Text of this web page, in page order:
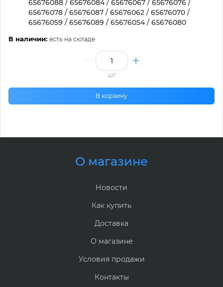
65676088 / 65676084 / 65676067 / 65676076 /
65676078 / 65676087 / 65676062 / 65676070 /
65676059 / 65676089 / 65676054 / 65676080
В наличии: есть на складе
шт
В корзину
О магазине
Новости
Как купить
Доставка
О магазине
Условия продажи
Контакты